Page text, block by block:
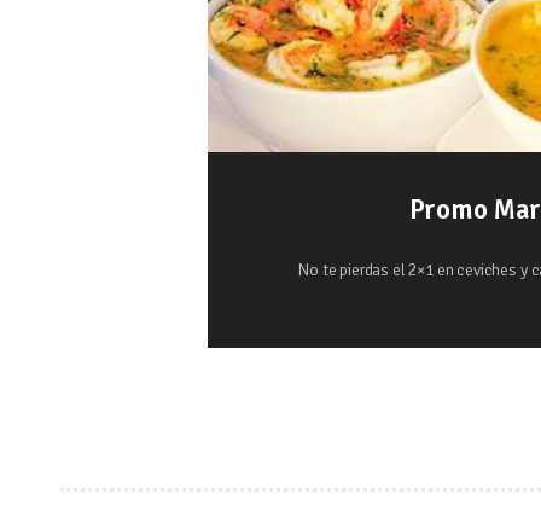
Promo
No te pierdas el 2×1 en ceviches y